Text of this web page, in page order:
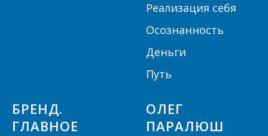
Реализация себя
Осознанность
Деньги
Путь
БРЕНД.
ГЛАВНОЕ
ОЛЕГ
ПАРАЛЮШ